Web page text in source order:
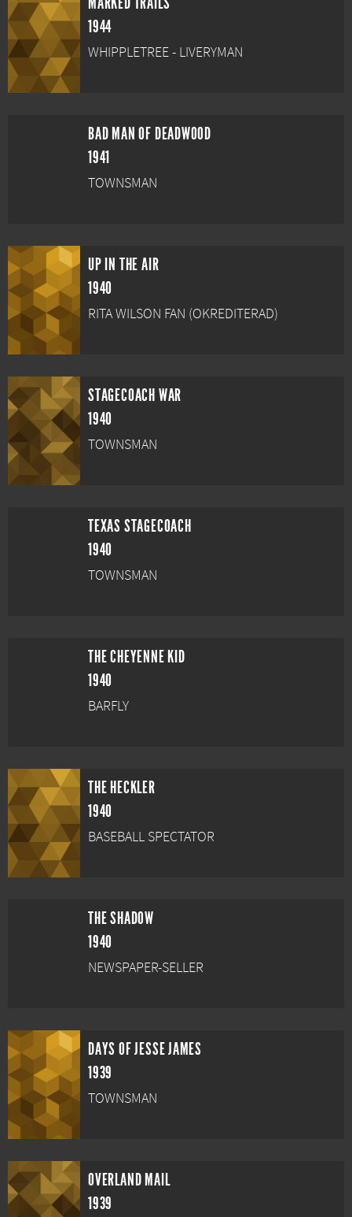
1944
WHIPPLETREE - LIVERYMAN
BAD MAN OF DEADWOOD
1941
TOWNSMAN
UP IN THE AIR
1940
RITA WILSON FAN (OKREDITERAD)
STAGECOACH WAR
1940
TOWNSMAN
TEXAS STAGECOACH
1940
TOWNSMAN
THE CHEYENNE KID
1940
BARFLY
THE HECKLER
1940
BASEBALL SPECTATOR
THE SHADOW
1940
NEWSPAPER-SELLER
DAYS OF JESSE JAMES
1939
TOWNSMAN
OVERLAND MAIL
1939